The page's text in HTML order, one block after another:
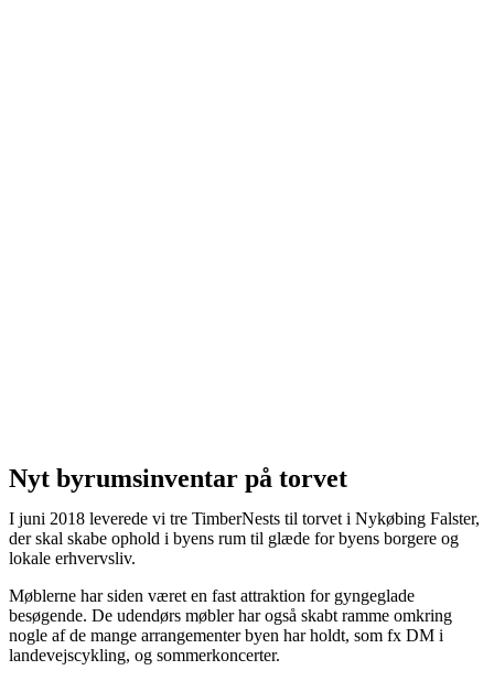
Nyt byrumsinventar på torvet
I juni 2018 leverede vi tre TimberNests til torvet i Nykøbing Falster,
der skal skabe ophold i byens rum til glæde for byens borgere og
lokale erhvervsliv.
Møblerne har siden været en fast attraktion for gyngeglade
besøgende. De udendørs møbler har også skabt ramme omkring
nogle af de mange arrangementer byen har holdt, som fx DM i
landevejscykling, og sommerkoncerter.